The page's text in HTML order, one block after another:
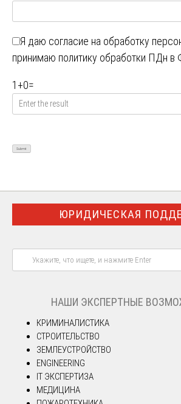
Я даю согласие на обработку
принимаю политику обработки ПДн в
1 +0=
ЮРИДИЧЕСКАЯ
НАШИ ЭКСПЕРТНЫЕ
КРИМИНАЛИСТИКА
СТРОИТЕЛЬСТВО
ЗЕМЛЕУСТРОЙСТВО
ENGINEERING
IT ЭКСПЕРТИЗА
МЕДИЦИНА